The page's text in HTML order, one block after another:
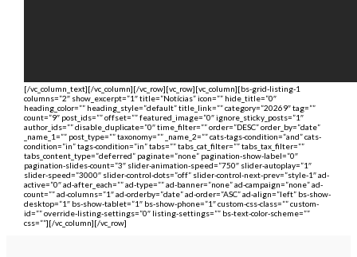
[/vc_column_text][/vc_column][/vc_row][vc_row][vc_column][bs-grid-listing-1
columns=”2″ show_excerpt=”1″ title=”Notícias” icon=”” hide_title=”0″
heading_color=”” heading_style=”default” title_link=”” category=”20269″ tag=””
count=”9″ post_ids=”” offset=”” featured_image=”0″ ignore_sticky_posts=”1″
author_ids=”” disable_duplicate=”0″ time_filter=”” order=”DESC” order_by=”date”
_name_1=”” post_type=”” taxonomy=”” _name_2=”” cats-tags-condition=”and” cats-
condition=”in” tags-condition=”in” tabs=”” tabs_cat_filter=”” tabs_tax_filter=””
tabs_content_type=”deferred” paginate=”none” pagination-show-label=”0″
pagination-slides-count=”3″ slider-animation-speed=”750″ slider-autoplay=”1″
slider-speed=”3000″ slider-control-dots=”off” slider-control-next-prev=”style-1″ ad-
active=”0″ ad-after_each=”” ad-type=”” ad-banner=”none” ad-campaign=”none” ad-
count=”” ad-columns=”1″ ad-orderby=”date” ad-order=”ASC” ad-align=”left” bs-show-
desktop=”1″ bs-show-tablet=”1″ bs-show-phone=”1″ custom-css-class=”” custom-
id=”” override-listing-settings=”0″ listing-settings=”” bs-text-color-scheme=””
css=””][/vc_column][/vc_row]